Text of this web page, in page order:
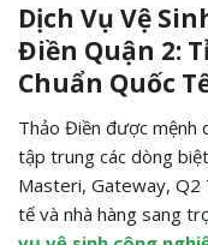
Dịch Vụ Vệ
Điền Quận 2:
Chuẩn Quốc
Thảo Điền được mệnh
tập trung các dòng
Masteri, Gateway, Q2
tế và nhà hàng sang